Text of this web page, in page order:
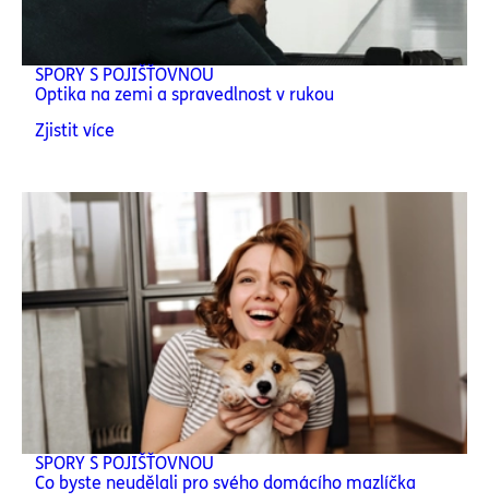
SPORY S POJIŠŤOVNOU
Optika na zemi a spravedlnost v rukou
Zjistit více
SPORY S POJIŠŤOVNOU
Co byste neudělali pro svého domácího mazlíčka